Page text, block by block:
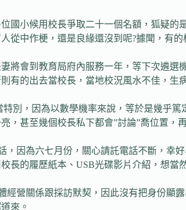
國小候用校長爭取二十一個名額，狐疑
從中作梗，還是良緣還沒到呢?據聞，有
將會到教育局府內服務一年，等下次遴
有的出去當校長，當地校況風水不佳，生
別，因為以數學機率來說，等於是幾乎
甚至幾個校長私下都會”討論”喬位置，
因為六七月份，關心請託電話不斷，幸
長的履歷紙本、USB光碟影片介紹，想當
營關係跟採訪默契，因此沒有把身份顯
來。